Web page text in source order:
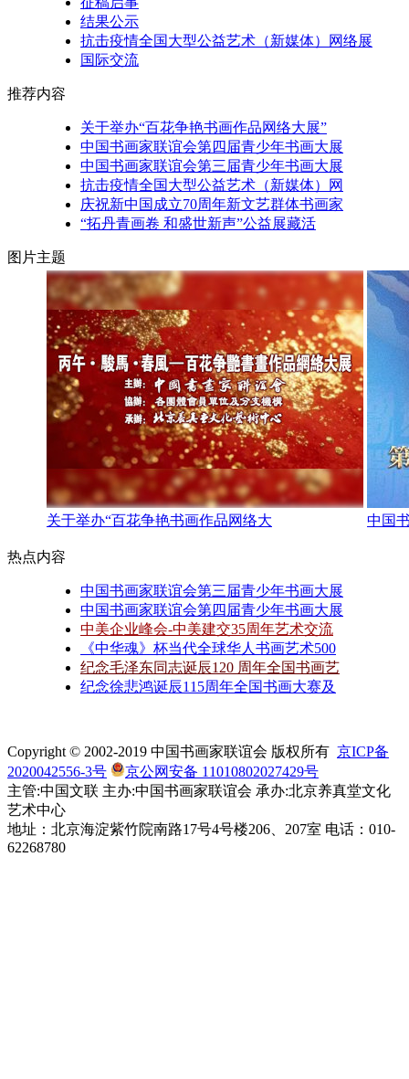
结果公示
抗击疫情全国大型公益艺术（新媒体）网络展
国际交流
推荐内容
关于举办“百花争艳书画作品网络大展”
中国书画家联谊会第四届青少年书画大展
中国书画家联谊会第三届青少年书画大展
抗击疫情全国大型公益艺术（新媒体）网
庆祝新中国成立70周年新文艺群体书画家
“拓丹青画卷 和盛世新声”公益展藏活
图片主题
关于举办“百花争艳书画作品网络大 中国
热点内容
中国书画家联谊会第三届青少年书画大展
中国书画家联谊会第四届青少年书画大展
中美企业峰会-中美建交35周年艺术交流
《中华魂》杯当代全球华人书画艺术500
纪念毛泽东同志诞辰120 周年全国书画艺
纪念徐悲鸿诞辰115周年全国书画大赛及
Copyright © 2002-2019 中国书画家联谊会 版权所有 京ICP备
2020042556-3号
京公网安备 11010802027429号
主管:中国文联 主办:中国书画家联谊会 承办:北京养真堂文化
艺术中心
地址：北京海淀紫竹院南路17号4号楼206、207室 电话：010-
62268780